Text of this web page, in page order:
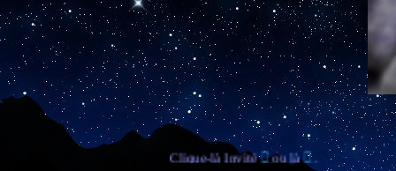
Clique-là Invité ou là